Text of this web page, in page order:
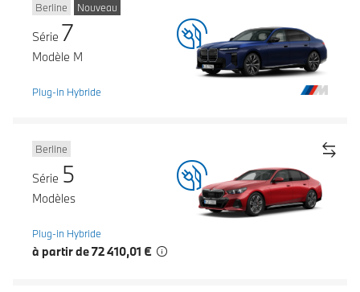
Berline Nouveau
Série 7
Modèle M
Plug-in Hybride
Berline
Série 5
Modèles
Plug-in Hybride
à partir de 72 410,01 €